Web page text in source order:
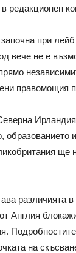
редакционен
при
вече не е
правомощия
ще
различията
Англия
на